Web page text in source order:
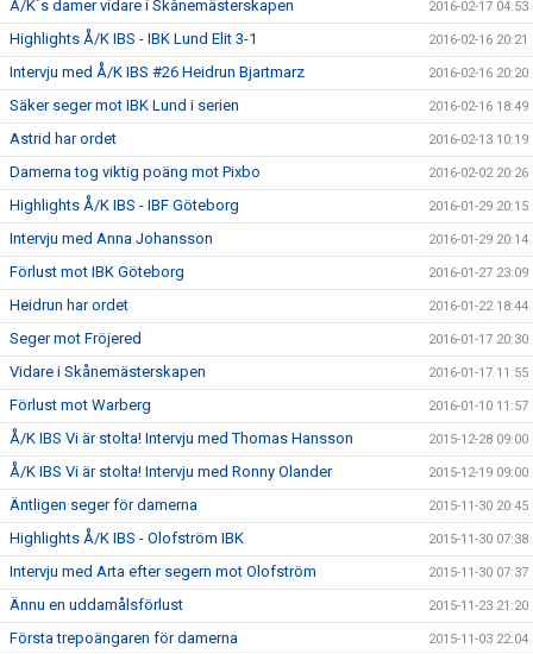
Å/K´s damer vidare i Skånemästerskapen 2016-02-17 04:53
Highlights Å/K IBS - IBK Lund Elit 3-1 2016-02-16 20:21
Intervju med Å/K IBS #26 Heidrun Bjartmarz 2016-02-16 20:20
Säker seger mot IBK Lund i serien 2016-02-16 18:49
Astrid har ordet 2016-02-13 10:19
Damerna tog viktig poäng mot Pixbo 2016-02-02 20:26
Highlights Å/K IBS - IBF Göteborg 2016-01-29 20:15
Intervju med Anna Johansson 2016-01-29 20:14
Förlust mot IBK Göteborg 2016-01-27 23:09
Heidrun har ordet 2016-01-22 18:44
Seger mot Fröjered 2016-01-17 20:30
Vidare i Skånemästerskapen 2016-01-17 11:55
Förlust mot Warberg 2016-01-10 11:57
Å/K IBS Vi är stolta! Intervju med Thomas Hansson 2015-12-28 09:00
Å/K IBS Vi är stolta! Intervju med Ronny Olander 2015-12-19 09:00
Äntligen seger för damerna 2015-11-30 20:45
Highlights Å/K IBS - Olofström IBK 2015-11-30 07:38
Intervju med Arta efter segern mot Olofström 2015-11-30 07:37
Ännu en uddamålsförlust 2015-11-23 21:20
Första trepoängaren för damerna 2015-11-03 22:04